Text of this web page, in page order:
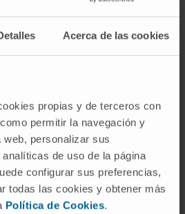
Acerca de las cookies
propias y de terceros con
permitir la navegación y
web, personalizar sus
de uso de la página
configurar sus preferencias,
todas las cookies y obtener más
Política de Cookies.
l’intégration de l’Oncologie
la pandémie de
jouissant de la meilleure
Médico 2009. Laboratoire PET-